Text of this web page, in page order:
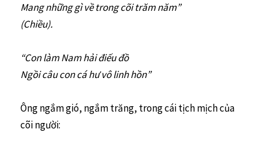
Mang những gì về trong cõi trăm năm”
(Chiều).
“Con làm Nam hải điếu đồ
Ngồi câu con cá hư vô linh hồn”
Ông ngắm gió, ngắm trăng, trong cái tịch mịch của
cõi người: